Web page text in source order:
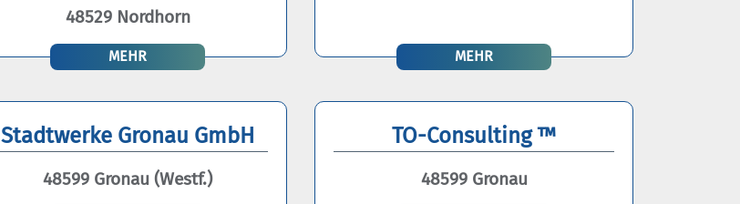
48529 Nordhorn
MEHR MEHR
Stadtwerke Gronau GmbH
48599 Gronau (Westf.)
TO-Consulting ™
48599 Gronau